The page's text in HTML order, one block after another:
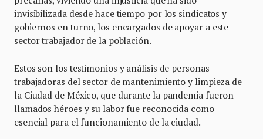
invisibilizada desde hace tiempo por los sindicatos y
gobiernos en turno, los encargados de apoyar a este
sector trabajador de la población.
Estos son los testimonios y análisis de personas
trabajadoras del sector de mantenimiento y limpieza de
la Ciudad de México, que durante la pandemia fueron
llamados héroes y su labor fue reconocida como
esencial para el funcionamiento de la ciudad.